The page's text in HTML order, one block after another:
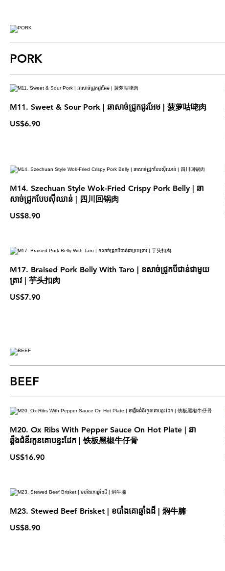
PORK
M11. Sweet & Sour Pork | ឆាសាច់ជ្រូកជូរអែម​ | 菠萝咕咾肉
US$6.90
M14. Szechuan Style Wok-Fried Crispy Pork Belly | ឆា
សាច់ជ្រូកបែបស៊ីឈាន់ | 四川回锅肉
US$8.90
M17. Braised Pork Belly With Taro | ខសាច់ជ្រូកបីជាន់ជាមួយ
ត្រាវ | 芋头扣肉
US$7.90
BEEF
M20. Ox Ribs With Pepper Sauce On Hot Plate | ឆា
ឆ្អឹងជំនីរកូនគោបន្ទះដែក​ | 铁板黑椒牛仔骨
US$16.90
M23. Stewed Beef Brisket | ខបាំងគោឆ្នាំងដី​ | 焖牛腩
US$8.90